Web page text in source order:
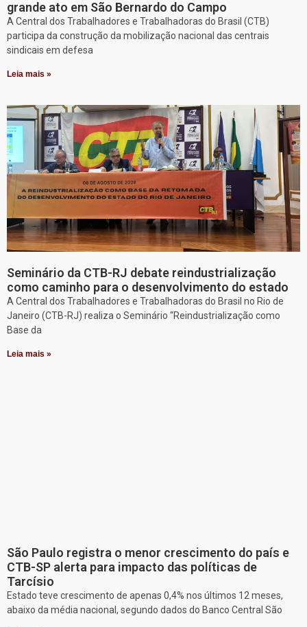
grande ato em São Bernardo do Campo
A Central dos Trabalhadores e Trabalhadoras do Brasil (CTB)
participa da construção da mobilização nacional das centrais
sindicais em defesa
Leia mais »
Seminário da CTB-RJ debate reindustrialização
como caminho para o desenvolvimento do estado
A Central dos Trabalhadores e Trabalhadoras do Brasil no Rio de
Janeiro (CTB-RJ) realiza o Seminário “Reindustrialização como
Base da
Leia mais »
São Paulo registra o menor crescimento do país e
CTB-SP alerta para impacto das políticas de
Tarcísio
Estado teve crescimento de apenas 0,4% nos últimos 12 meses,
abaixo da média nacional, segundo dados do Banco Central São